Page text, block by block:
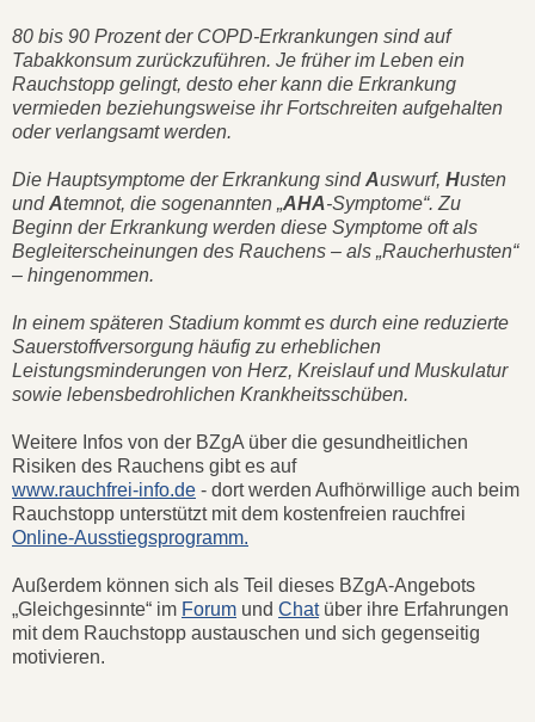
80 bis 90 Prozent der COPD-Erkrankungen sind auf
Tabakkonsum zurückzuführen. Je früher im Leben ein
Rauchstopp gelingt, desto eher kann die Erkrankung
vermieden beziehungsweise ihr Fortschreiten aufgehalten
oder verlangsamt werden.
Die Hauptsymptome der Erkrankung sindAuswurf, Husten
undAtemnot, die sogenannten „AHA-Symptome“. Zu
Beginn der Erkrankung werden diese Symptome oft als
Begleiterscheinungen des Rauchens – als „Raucherhusten“
– hingenommen.
In einem späteren Stadium kommt es durch eine reduzierte
Sauerstoffversorgung häufig zu erheblichen
Leistungsminderungen von Herz, Kreislauf und Muskulatur
sowie lebensbedrohlichen Krankheitsschüben.
Weitere Infos von der BZgA über die gesundheitlichen
Risiken des Rauchens gibt es auf
www.rauchfrei-info.de - dort werden Aufhörwillige auch beim
Rauchstopp unterstützt mit dem kostenfreien rauchfrei
Online-Ausstiegsprogramm.
Außerdem können sich als Teil dieses BZgA-Angebots
„Gleichgesinnte“ im Forum und Chatüber ihre Erfahrungen
mit dem Rauchstopp austauschen und sich gegenseitig
motivieren.